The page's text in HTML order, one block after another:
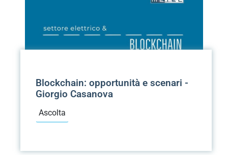
Blockchain: opportunità e scenari -
Giorgio Casanova
Ascolta